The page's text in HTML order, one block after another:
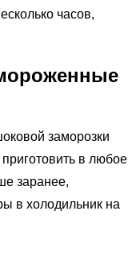
часов,
заморозки
в любое
заранее,
в холодильник на